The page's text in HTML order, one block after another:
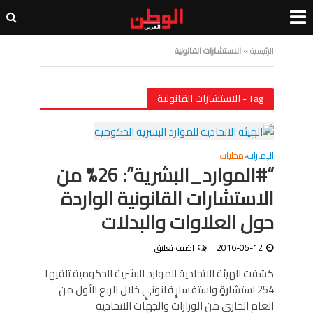
الرئيسية»الاستشارات القانونية
Tag - الاستشارات القانونية
الإمارات•محليات
“#الموارد_البشرية”: 26% من
الاستشارات القانونية الواردة
حول العلاوات والبدلات
2016-05-12 اضف تعليق
كشفت الهيئة الاتحادية للموارد البشرية الحكومية تلقيها
254 استشارةٍ واستفسارٍ قانونيٍ خلال الربع الأول من
العام الجاري من الوزارات والجهات الاتحادية